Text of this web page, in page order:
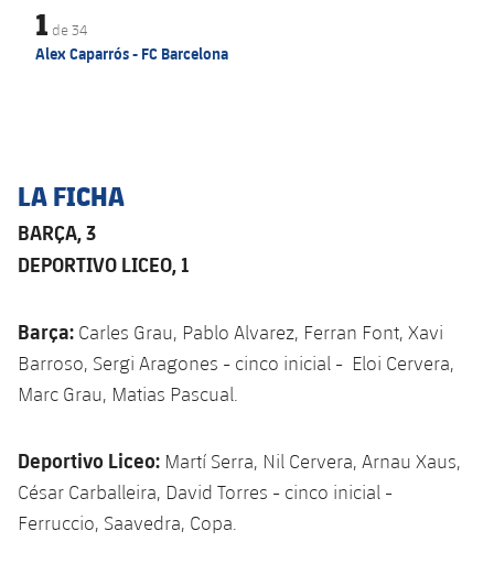
1 de34
Alex Caparrós - FC Barcelona
LA FICHA
BARÇA, 3
DEPORTIVO LICEO, 1
Barça: Carles Grau, Pablo Alvarez, Ferran Font, Xavi
Barroso, Sergi Aragones - cinco inicial - Eloi Cervera,
Marc Grau, Matias Pascual.
Deportivo Liceo: Martí Serra, Nil Cervera, Arnau Xaus,
César Carballeira, David Torres - cinco inicial -
Ferruccio, Saavedra, Copa.